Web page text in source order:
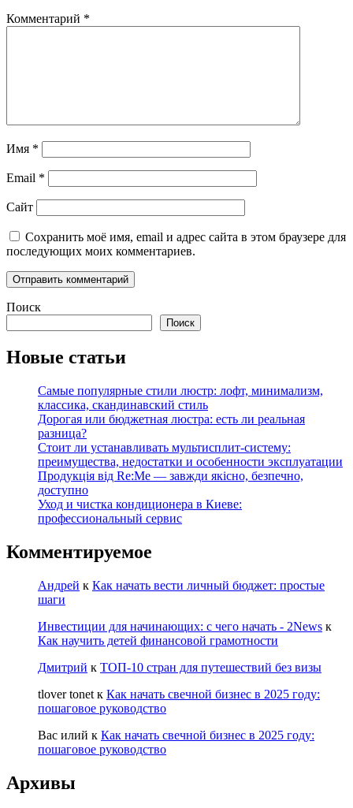
Комментарий *
Имя *
Email *
Сайт
Сохранить моё имя, email и адрес сайта в этом браузере для
последующих моих комментариев.
Поиск
Поиск
Новые статьи
Самые популярные стили люстр: лофт, минимализм,
классика, скандинавский стиль
Дорогая или бюджетная люстра: есть ли реальная
разница?
Стоит ли устанавливать мультисплит-систему:
преимущества, недостатки и особенности эксплуатации
Продукція від Re:Me — завжди якісно, безпечно,
доступно
Уход и чистка кондиционера в Киеве:
профессиональный сервис
Комментируемое
Андрей к Как начать вести личный бюджет: простые
шаги
Инвестиции для начинающих: с чего начать - 2News к
Как научить детей финансовой грамотности
Дмитрий к ТОП-10 стран для путешествий без визы
tlover tonet к Как начать свечной бизнес в 2025 году:
пошаговое руководство
Вас илий к Как начать свечной бизнес в 2025 году:
пошаговое руководство
Архивы